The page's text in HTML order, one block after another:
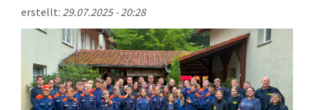
erstellt: 29.07.2025 - 20:28